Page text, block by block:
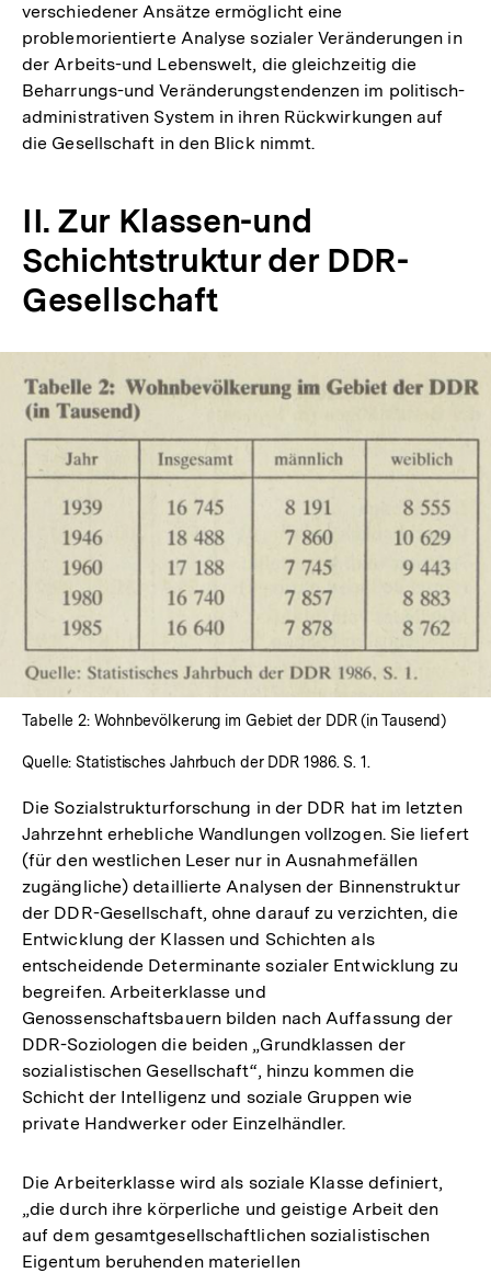
Auflösung
der
Fußnote
verschiedener Ansätze ermöglicht eine
problemorientierte Analyse sozialer Veränderungen in
der Arbeits-und Lebenswelt, die gleichzeitig die
Beharrungs-und Veränderungstendenzen im politisch-
administrativen System in ihren Rückwirkungen auf
die Gesellschaft in den Blick nimmt.
II. Zur Klassen-und
Schichtstruktur der DDR-
Gesellschaft
öffnen
Tabelle 2: Wohnbevölkerung im Gebiet der DDR (in Tausend)
Quelle: Statistisches Jahrbuch der DDR 1986. S. 1.
Die Sozialstrukturforschung in der DDR hat im letzten
Jahrzehnt erhebliche Wandlungen vollzogen. Sie liefert
(für den westlichen Leser nur in Ausnahmefällen
zugängliche) detaillierte Analysen der Binnenstruktur
der DDR-Gesellschaft, ohne darauf zu verzichten, die
Entwicklung der Klassen und Schichten als
entscheidende Determinante sozialer Entwicklung zu
begreifen. Arbeiterklasse und
Genossenschaftsbauern bilden nach Auffassung der
DDR-Soziologen die beiden „Grundklassen der
sozialistischen Gesellschaft“, hinzu kommen die
Schicht der Intelligenz und soziale Gruppen wie
private Handwerker oder Einzelhändler.
Die Arbeiterklasse wird als soziale Klasse definiert,
„die durch ihre körperliche und geistige Arbeit den
auf dem gesamtgesellschaftlichen sozialistischen
Eigentum beruhenden materiellen